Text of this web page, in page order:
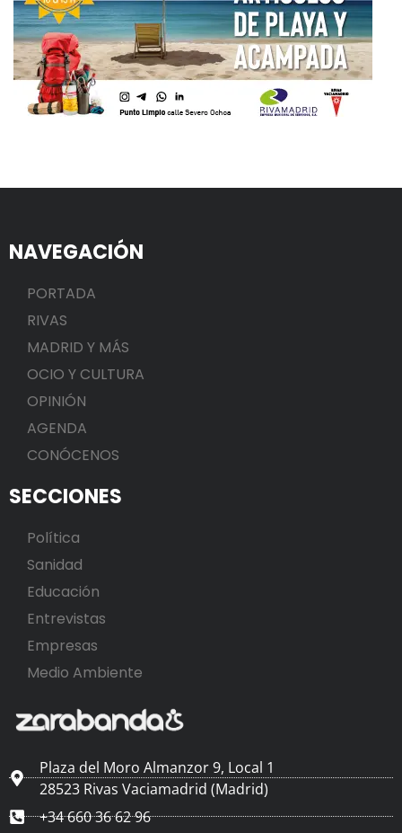
NAVEGACIÓN
PORTADA
RIVAS
MADRID Y MÁS
OCIO Y CULTURA
OPINIÓN
AGENDA
CONÓCENOS
SECCIONES
Política
Sanidad
Educación
Entrevistas
Empresas
Medio Ambiente
Plaza del Moro Almanzor 9, Local 1
28523 Rivas Vaciamadrid (Madrid)
+34 660 36 62 96